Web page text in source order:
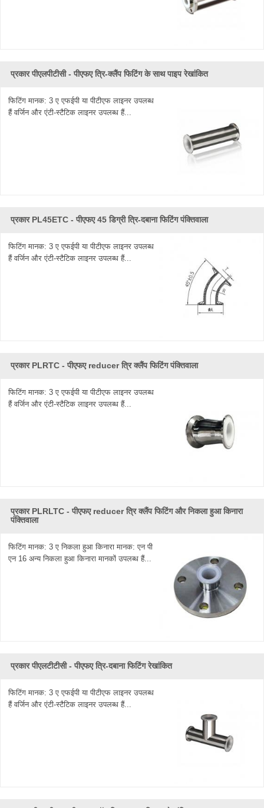
प्रकार पीएलपीटीसी - पीएफए ​​त्रि-क्लैंप फिटिंग के साथ पाइप रेखांकित
फिटिंग मानक: 3 ए एफईपी या पीटीएफ लाइनर उपलब्ध
हैं वर्जिन और एंटी-स्टैटिक लाइनर उपलब्ध हैं...
प्रकार PL45ETC - पीएफए ​​45 डिग्री त्रि-दबाना फिटिंग पंक्तिवाला
फिटिंग मानक: 3 ए एफईपी या पीटीएफ लाइनर उपलब्ध
हैं वर्जिन और एंटी-स्टैटिक लाइनर उपलब्ध हैं...
प्रकार PLRTC - पीएफए ​​reducer त्रि क्लैंप फिटिंग पंक्तिवाला
फिटिंग मानक: 3 ए एफईपी या पीटीएफ लाइनर उपलब्ध
हैं वर्जिन और एंटी-स्टैटिक लाइनर उपलब्ध हैं...
प्रकार PLRLTC - पीएफए ​​reducer त्रि क्लैंप फिटिंग और निकला हुआ किनारा
पंक्तिवाला
फिटिंग मानक: 3 ए निकला हुआ किनारा मानक: एन पी
एन 16 अन्य निकला हुआ किनारा मानकों उपलब्ध हैं...
प्रकार पीएलटीटीसी - पीएफए ​​त्रि-दबाना फिटिंग रेखांकित
फिटिंग मानक: 3 ए एफईपी या पीटीएफ लाइनर उपलब्ध
हैं वर्जिन और एंटी-स्टैटिक लाइनर उपलब्ध हैं...